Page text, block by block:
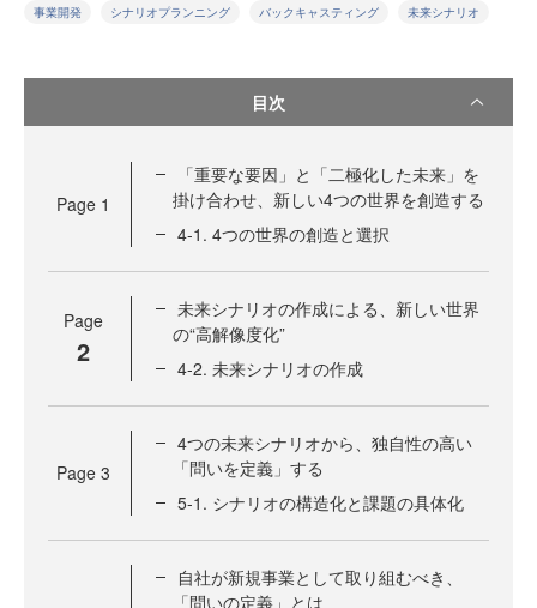
事業開発 シナリオプランニング バックキャスティング 未来シナリオ
目次
Page 1
「重要な要因」と「二極化した未来」を
掛け合わせ、新しい4つの世界を創造する
4-1. 4つの世界の創造と選択
Page
2
未来シナリオの作成による、新しい世界
の“高解像度化”
4-2. 未来シナリオの作成
Page 3
4つの未来シナリオから、独自性の高い
「問いを定義」する
5-1. シナリオの構造化と課題の具体化
自社が新規事業として取り組むべき、
「問いの定義」とは